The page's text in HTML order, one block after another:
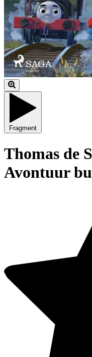
Fragment
Thomas de
Avontuur